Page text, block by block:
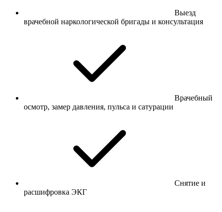
Выезд
врачебной наркологической бригады и консультация
Врачебный
осмотр, замер давления, пульса и сатурации
Снятие и
расшифровка ЭКГ